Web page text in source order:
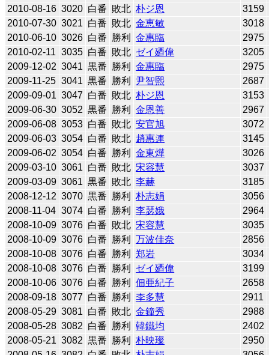
2010-08-16 3020 白番 敗北 朴ジ恩
3159
2010-07-30 3021 白番 敗北 金恵敏
3018
2010-06-10 3026 白番 勝利 金惠臨
2975
2010-02-11 3035 白番 敗北 ゼイ廼偉
3205
2009-12-02 3041 黒番 勝利 金惠臨
2975
2009-11-25 3041 黒番 勝利 尹智熙
2687
2009-09-01 3047 白番 敗北 朴ジ恩
3153
2009-06-30 3052 黒番 勝利 金恩善
2967
2009-06-08 3053 白番 敗北 安官旭
3072
2009-06-03 3054 白番 敗北 趙惠連
3145
2009-06-02 3054 白番 勝利 金東燁
3026
2009-03-10 3061 白番 敗北 宋容慧
3037
2009-03-09 3061 黒番 敗北 李赫
3185
2008-12-12 3070 黒番 勝利 朴志娟
3056
2008-11-04 3074 白番 勝利 李瑟娥
2964
2008-10-09 3076 白番 敗北 宋容慧
3035
2008-10-09 3076 白番 勝利 万波佳奈
2856
2008-10-08 3076 白番 勝利 郑岩
3034
2008-10-08 3076 白番 勝利 ゼイ廼偉
3199
2008-10-06 3076 白番 勝利 佃亜紀子
2658
2008-09-18 3077 白番 勝利 李多慧
2911
2008-05-29 3081 白番 敗北 金鐘秀
2988
2008-05-28 3082 白番 勝利 韓鐵均
2402
2008-05-21 3082 黒番 勝利 朴映璨
2950